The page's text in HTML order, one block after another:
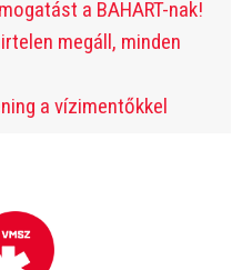
a BAHART-nak!
megáll, minden
a vízimentőkkel